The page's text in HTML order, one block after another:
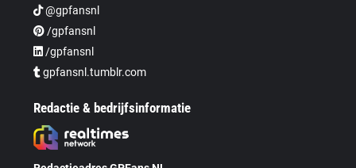
@gpfansnl
/gpfansnl
/gpfansnl
gpfansnl.tumblr.com
Redactie & bedrijfsinformatie